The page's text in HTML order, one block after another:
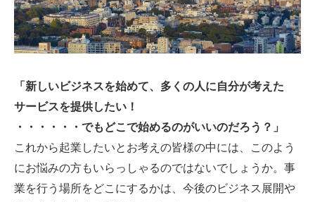
「新しいビジネスを始めて、多くの人に自分が考えた
サービスを提供したい！
・・・・・・でもどこで始めるのがいいのだろう？」
これから起業したいとお考えの皆様の中には、このよう
にお悩みの方もいらっしゃるのではないでしょうか。事
業を行う場所をどこにするかは、今後のビジネス展開や